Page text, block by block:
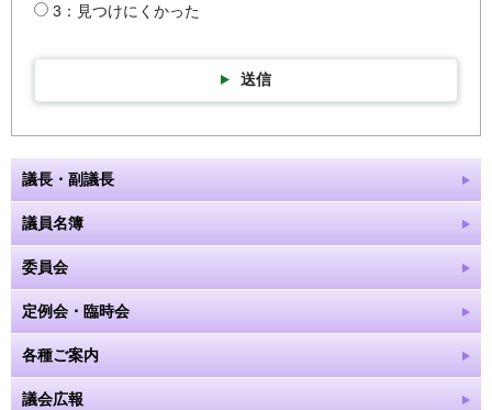
3：見つけにくかった
送信
議長・副議長
議員名簿
委員会
定例会・臨時会
各種ご案内
議会広報